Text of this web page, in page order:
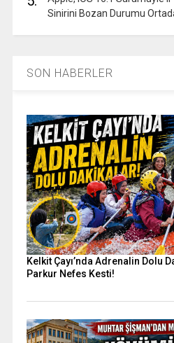
Sinirini Bozan Durumu
SON HABERLER
Kelkit Çayı’nda Adrenalin Dolu
Parkur Nefes Kesti!